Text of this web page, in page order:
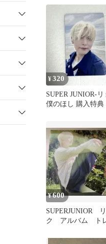
¥320
SUPER JUNIOR-リ
僕のほし 購入特
¥600
SUPERJUNIOR
ク アルバム ト